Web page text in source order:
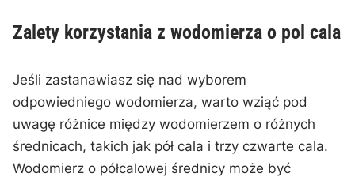
Zalety korzystania z wodomierza o pol cala
Jeśli​ zastanawiasz się nad wyborem
odpowiedniego wodomierza, warto wziąć pod
uwagę ⁤różnice między‍ wodomierzem o różnych
średnicach, takich jak pół cala i trzy czwarte cala.⁢
Wodomierz o półcalowej średnicy może być